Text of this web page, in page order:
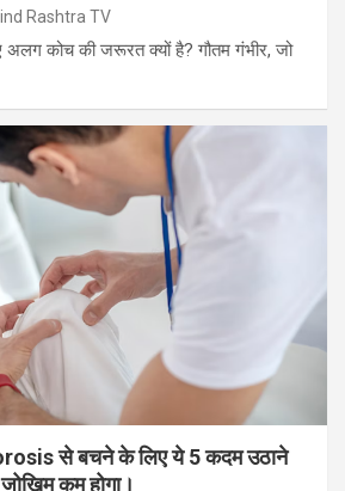
Rashtra TV
अलग कोच की जरूरत क्यों है? गौतम गंभीर, जो
से बचने के लिए ये 5 कदम उठाने
कम होगा।